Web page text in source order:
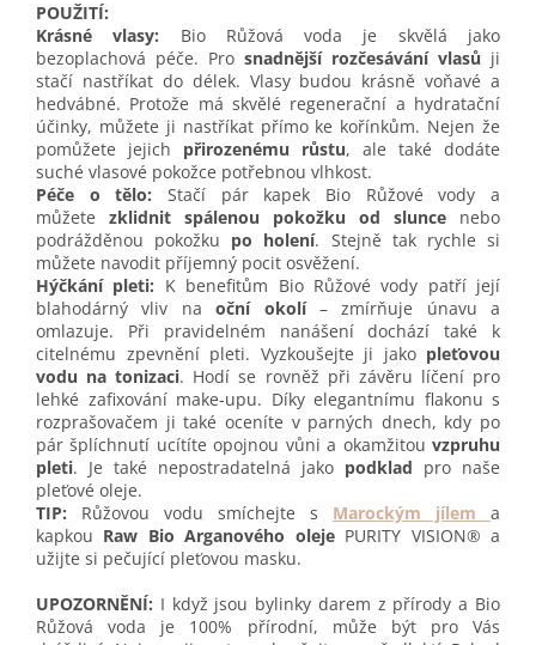
POUŽITÍ:
Krásné vlasy: Bio Růžová voda je skvělá jako
bezoplachová péče. Pro snadnější rozčesávání vlasů ji
stačí nastříkat do délek. Vlasy budou krásně voňavé a
hedvábné. Protože má skvělé regenerační a hydratační
účinky, můžete ji nastříkat přímo ke kořínkům. Nejen že
pomůžete jejich přirozenému růstu, ale také dodáte
suché vlasové pokožce potřebnou vlhkost.
Péče o tělo: Stačí pár kapek Bio Růžové vody a
můžete zklidnit spálenou pokožku od slunce nebo
podrážděnou pokožku po holení. Stejně tak rychle si
můžete navodit příjemný pocit osvěžení.
Hýčkání pleti: K benefitům Bio Růžové vody patří její
blahodárný vliv naoční okolí– zmírňuje únavu a
omlazuje. Při pravidelném nanášení dochází také k
citelnému zpevnění pleti. Vyzkoušejte ji jako pleťovou
vodu na tonizaci. Hodí se rovněž při závěru líčení pro
lehké zafixování make-upu. Díky elegantnímu flakonu s
rozprašovačem ji také oceníte v parných dnech, kdy po
pár šplíchnutí ucítíte opojnou vůni a okamžitou vzpruhu
pleti. Je také nepostradatelná jako podklad pro naše
pleťové oleje.
TIP: Růžovou vodu smíchejte s Marockým jílem
a
kapkou Raw Bio Arganového olejePURITY VISION® a
užijte si pečující pleťovou masku.
UPOZORNĚNÍ: I když jsou bylinky darem z přírody a Bio
Růžová voda je 100% přírodní, může být pro Vás